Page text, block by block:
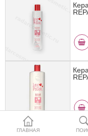
✓ Отправка 24ч ✓ Оригинал ·
ГЛАВНАЯ